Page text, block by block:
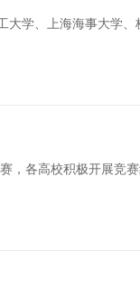
大学、上海海事大学、
，各高校积极开展竞